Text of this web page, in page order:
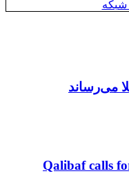
شبکه
می‌رساند
Qalibaf calls